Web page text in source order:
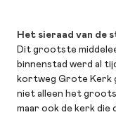
Het sieraad van de
Dit grootste
binnenstad werd al
kortweg Grote Kerk
niet alleen het
maar ook de kerk die